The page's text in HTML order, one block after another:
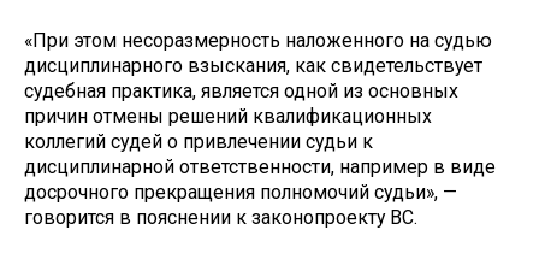
«При этом несоразмерность наложенного на судью
дисциплинарного взыскания, как свидетельствует
судебная практика, является одной из основных
причин отмены решений квалификационных
коллегий судей о привлечении судьи к
дисциплинарной ответственности, например в виде
досрочного прекращения полномочий судьи», —
говорится в пояснении к законопроекту ВС.